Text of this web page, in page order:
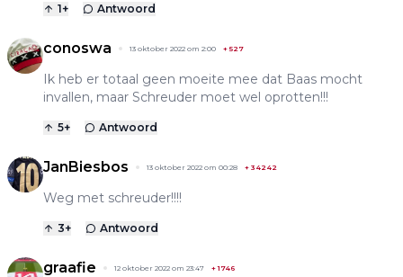
1+ Antwoord
conoswa 13 oktober 2022 om 2:00 + 527
Ik heb er totaal geen moeite mee dat Baas mocht
invallen, maar Schreuder moet wel oprotten!!!
5+ Antwoord
JanBiesbos 13 oktober 2022 om 00:28 + 34242
Weg met schreuder!!!!
3+ Antwoord
graafie 12 oktober 2022 om 23:47 +1746